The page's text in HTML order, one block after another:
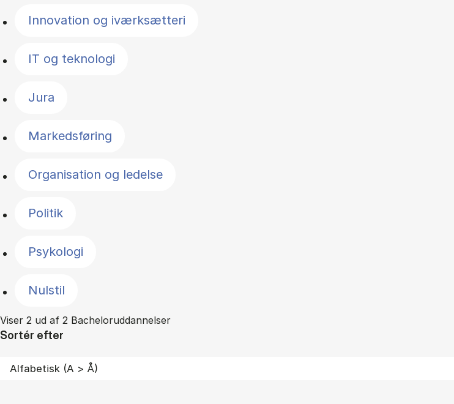
Innovation og iværksætteri
IT og teknologi
Jura
Markedsføring
Organisation og ledelse
Politik
Psykologi
Nulstil
Viser 2 ud af 2 Bacheloruddannelser
Sortér efter